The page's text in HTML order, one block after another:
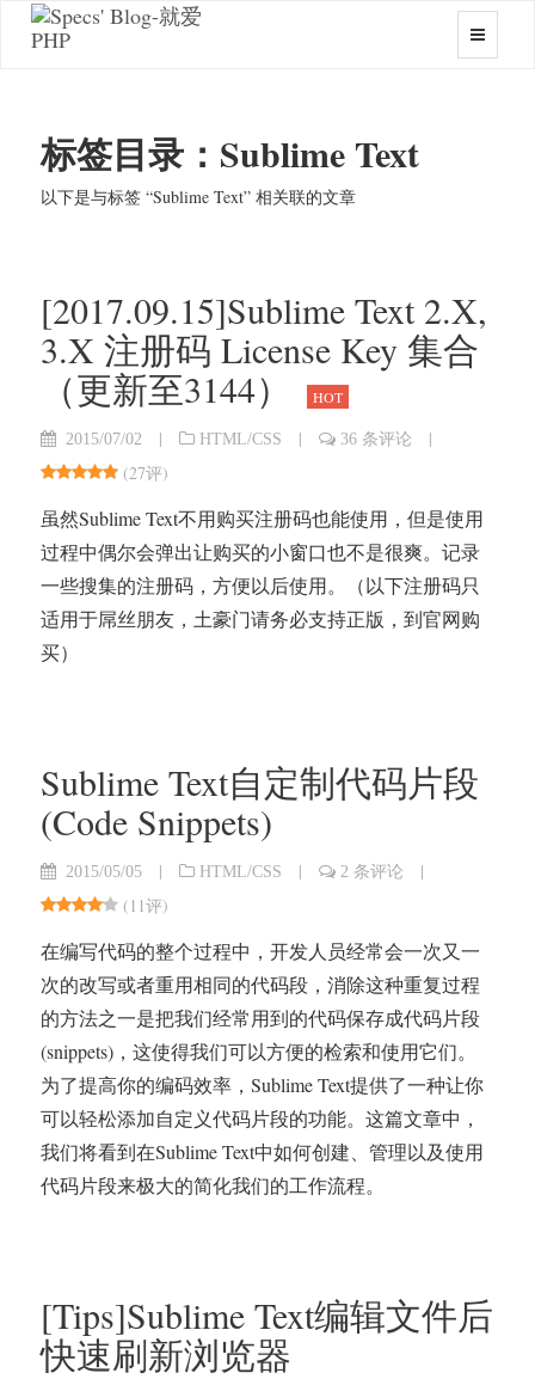
标签目录：Sublime Text
以下是与标签 “Sublime Text” 相关联的文章
[2017.09.15]Sublime Text 2.X,
3.X 注册码 License Key 集合
（更新至3144）
HOT
2015/07/02 | HTML/CSS | 36 条评论
|
(27评)
虽然Sublime Text不用购买注册码也能使用，但是使用
过程中偶尔会弹出让购买的小窗口也不是很爽。记录
一些搜集的注册码，方便以后使用。（以下注册码只
适用于屌丝朋友，土豪门请务必支持正版，到官网购
买）
Sublime Text自定制代码片段
(Code Snippets)
2015/05/05 | HTML/CSS | 2 条评论
|
(11评)
在编写代码的整个过程中，开发人员经常会一次又一
次的改写或者重用相同的代码段，消除这种重复过程
的方法之一是把我们经常用到的代码保存成代码片段
(snippets)，这使得我们可以方便的检索和使用它们。
为了提高你的编码效率，Sublime Text提供了一种让你
可以轻松添加自定义代码片段的功能。这篇文章中，
我们将看到在Sublime Text中如何创建、管理以及使用
代码片段来极大的简化我们的工作流程。
[Tips]Sublime Text编辑文件后
快速刷新浏览器